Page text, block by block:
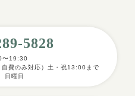
5828
〜19:30
自費のみ対応）土・祝13:00まで
日曜日